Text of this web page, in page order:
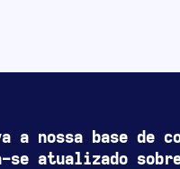
a nossa base de
se atualizado